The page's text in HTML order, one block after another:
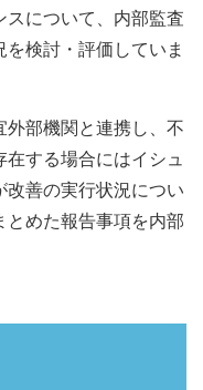
スについて、内部監査
検討・評価していま
外部機関と連携し、不
する場合にはイシュ
改善の実行状況につい
とめた報告事項を内部